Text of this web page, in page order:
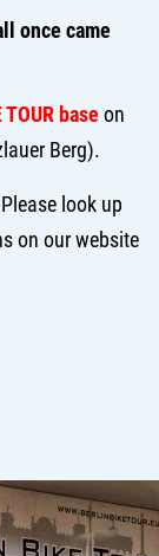
once came
TOUR baseon
Berg).
look up
on our website